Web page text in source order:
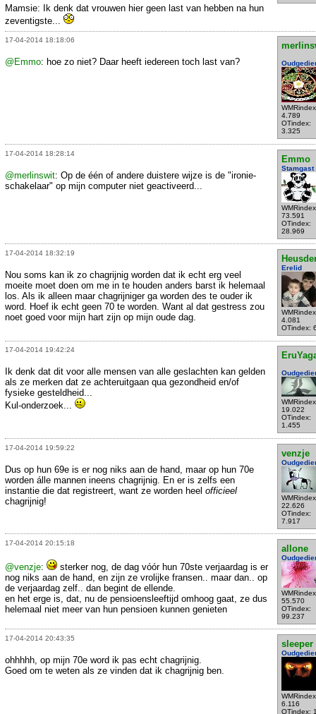
Mamsie: Ik denk dat vrouwen hier geen last van hebben na hun
zeventigste...
17-04-2014 18:18:06
4.789
OTindex:
3.325
@Emmo: hoe zo niet? Daar heeft iedereen toch last van?
17-04-2014 18:28:14
Emmo
Stamgast
73.591
OTindex:
28.969
@merlinswit: Op de één of andere duistere wijze is de "ironie-
schakelaar" op mijn computer niet geactiveerd...
17-04-2014 18:32:19
Erelid
4.081
OTindex:
Nou soms kan ik zo chagrijnig worden dat ik echt erg veel
moeite moet doen om me in te houden anders barst ik helemaal
los. Als ik alleen maar chagrijniger ga worden des te ouder ik
word. Hoef ik echt geen 70 te worden. Want al dat gestress zou
noet goed voor mijn hart zijn op mijn oude dag.
17-04-2014 19:42:24
19.022
OTindex:
1.455
Ik denk dat dit voor alle mensen van alle geslachten kan gelden
als ze merken dat ze achteruitgaan qua gezondheid en/of
fysieke gesteldheid...
Kul-onderzoek...
17-04-2014 19:59:22
venzje
22.626
OTindex:
7.917
Dus op hun 69e is er nog niks aan de hand, maar op hun 70e
worden álle mannen ineens chagrijnig. En er is zelfs een
instantie die dat registreert, want ze worden heel officieel
chagrijnig!
17-04-2014 20:15:18
allone
55.570
OTindex:
99.237
@venzje:
sterker nog, de dag vóór hun 70ste verjaardag is er
nog niks aan de hand, en zijn ze vrolijke fransen.. maar dan.. op
de verjaardag zelf.. dan begint de ellende.
en het erge is, dat, nu de pensioensleeftijd omhoog gaat, ze dus
helemaal niet meer van hun pensioen kunnen genieten
17-04-2014 20:43:35
sleeper
6.116
OTindex:
ohhhhh, op mijn 70e word ik pas echt chagrijnig.
Goed om te weten als ze vinden dat ik chagrijnig ben.